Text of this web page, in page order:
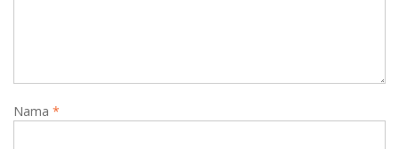
Nama *